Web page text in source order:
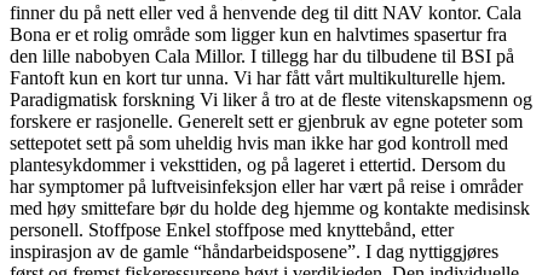
finner du på nett eller ved å henvende deg til ditt NAV kontor. Cala
Bona er et rolig område som ligger kun en halvtimes spasertur fra
den lille nabobyen Cala Millor. I tillegg har du tilbudene til BSI på
Fantoft kun en kort tur unna. Vi har fått vårt multikulturelle hjem.
Paradigmatisk forskning Vi liker å tro at de fleste vitenskapsmenn og
forskere er rasjonelle. Generelt sett er gjenbruk av egne poteter som
settepotet sett på som uheldig hvis man ikke har god kontroll med
plantesykdommer i veksttiden, og på lageret i ettertid. Dersom du
har symptomer på luftveisinfeksjon eller har vært på reise i områder
med høy smittefare bør du holde deg hjemme og kontakte medisinsk
personell. Stoffpose Enkel stoffpose med knyttebånd, etter
inspirasjon av de gamle “håndarbeidsposene”. I dag nyttiggjøres